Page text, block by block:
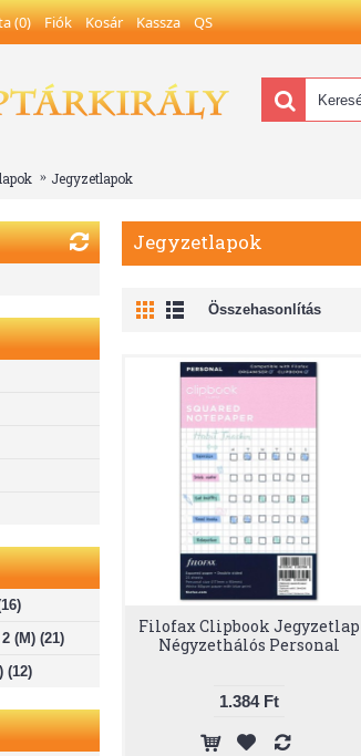
(0) Fiók Kosár Kassza QS
Jegyzetlapok
(M) (21)
(12)
Jegyzetlapok
Összehasonlítás
Filofax Clipbook Jegyzetlap
Négyzethálós Personal
1.384 Ft